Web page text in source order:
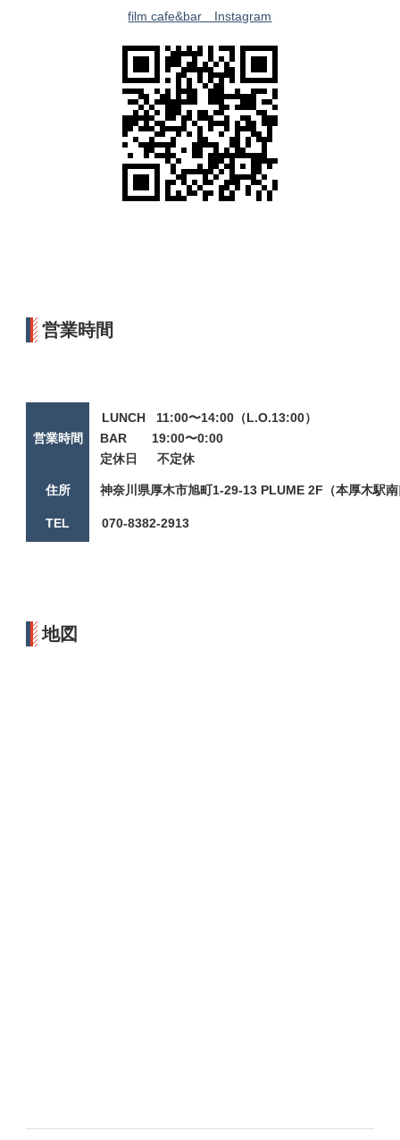
film cafe&bar Instagram
営業時間
営業時間
LUNCH 11:00〜14:00（L.O.13:00）
BAR 19:00〜0:00
定休日 不定休
住所 神奈川県厚木市旭町1-29-13 PLUME 2F（本厚木駅
TEL 070-8382-2913
地図